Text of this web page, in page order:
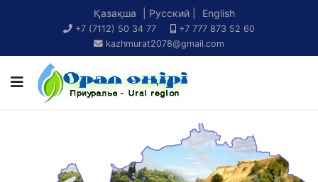
Қазақша | Русский | English
+7 (7112) 50 34 77
+7 777 873 52 60
kazhmurat2078@gmail.com